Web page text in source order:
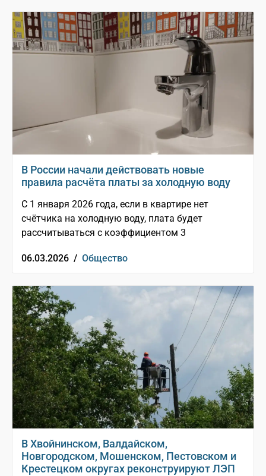
В России начали действовать новые
правила расчёта платы за холодную воду
С 1 января 2026 года, если в квартире нет
счётчика на холодную воду, плата будет
рассчитываться с коэффициентом 3
06.03.2026 / Общество
В Хвойнинском, Валдайском,
Новгородском, Мошенском, Пестовском и
Крестецком округах реконструируют ЛЭП